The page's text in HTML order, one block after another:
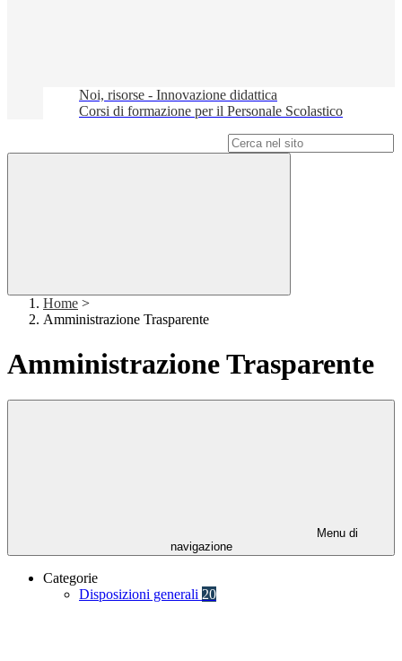
Noi, risorse - Innovazione didattica
Corsi di formazione per il Personale Scolastico
Home >
Amministrazione Trasparente
Amministrazione Trasparente
Menu di
navigazione
Categorie
Disposizioni generali 20